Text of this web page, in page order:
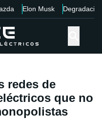
Elon Musk Degradación
redes de
que no